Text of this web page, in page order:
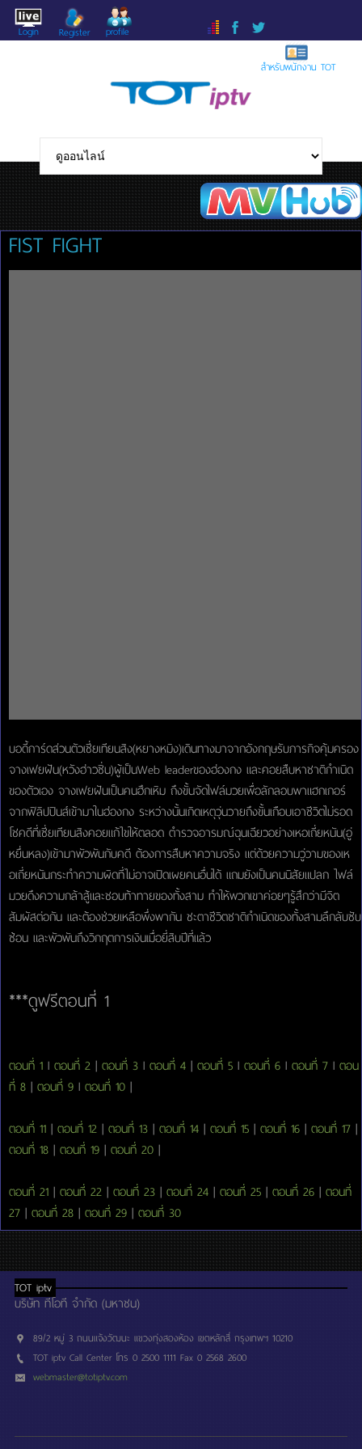
Login Register profile
สำหรับพนักงาน TOT
FIST FIGHT
บอดี้การ์ดส่วนตัวเซี่ยเทียนสิง(หยางหมิง)เดินทางมาจากอังกฤษรับภารกิจคุ้มครอง
จางเฟยฝัน(หวังฮ่าวซิ่น)ผู้เป็นWeb leaderของฮ่องกง และคอยสืบหาชาติกำเนิด
ของตัวเอง จางเฟยฝันเป็นคนฮึกเหิม ถึงขั้นจัดไฟล์มวยเพื่อลักลอบพาแฮกเกอร์
จากฟิลิปปินส์เข้ามาในฮ่องกง ระหว่างนั้นเกิดเหตุวุ่นวายถึงขั้นเกือบเอาชีวิตไม่รอด
โชคดีที่เซี่ยเทียนสิงคอยแก้ไขให้ตลอด ตำรวจอารมณ์ฉุนเฉียวอย่างเหอเถี่ยหนัน(อู่
หยึ่นหลง)เข้ามาพัวพันกับคดี ต้องการสืบหาความจริง แต่ด้วยความวู่วามของเห
อเถี่ยหนันกระทำความผิดที่ไม่อาจเปิดเผยคนอื่นได้ แถมยังเป็นคนนิสัยแปลก ไฟล์
มวยดึงความกล้าสู้และชอบท้าทายของทั้งสาม ทำให้พวกเขาค่อยๆรู้สึกว่ามีจิต
สัมผัสต่อกัน และต้องช่วยเหลือพึ่งพากัน ชะตาชีวิตชาติกำเนิดของทั้งสามลึกลับซับ
ซ้อน และพัวพันถึงวิกฤตการเงินเมื่อยี่สิบปีที่แล้ว
***ดูฟรีตอนที่ 1
ตอนที่ 1 l ตอนที่ 2 | ตอนที่ 3 l ตอนที่ 4 | ตอนที่ 5 l ตอนที่ 6 l ตอนที่ 7 l ตอน
ที่ 8 | ตอนที่ 9 l ตอนที่ 10 |
ตอนที่ 11 | ตอนที่ 12 | ตอนที่ 13 | ตอนที่ 14 | ตอนที่ 15 | ตอนที่ 16 | ตอนที่ 17 |
ตอนที่ 18 | ตอนที่ 19 | ตอนที่ 20 |
ตอนที่ 21 | ตอนที่ 22 | ตอนที่ 23 | ตอนที่ 24 | ตอนที่ 25 | ตอนที่ 26 | ตอนที่
27 | ตอนที่ 28 | ตอนที่ 29 | ตอนที่ 30
TOT iptv
บริษัท ทีโอที จำกัด (มหาชน)
89/2 หมู่ 3 ถนนแจ้งวัฒนะ แขวงทุ่งสองห้อง เขตหลักสี่ กรุงเทพฯ 10210
TOT iptv Call Center โทร 0 2500 1111 Fax 0 2568 2600
webmaster@totiptv.com